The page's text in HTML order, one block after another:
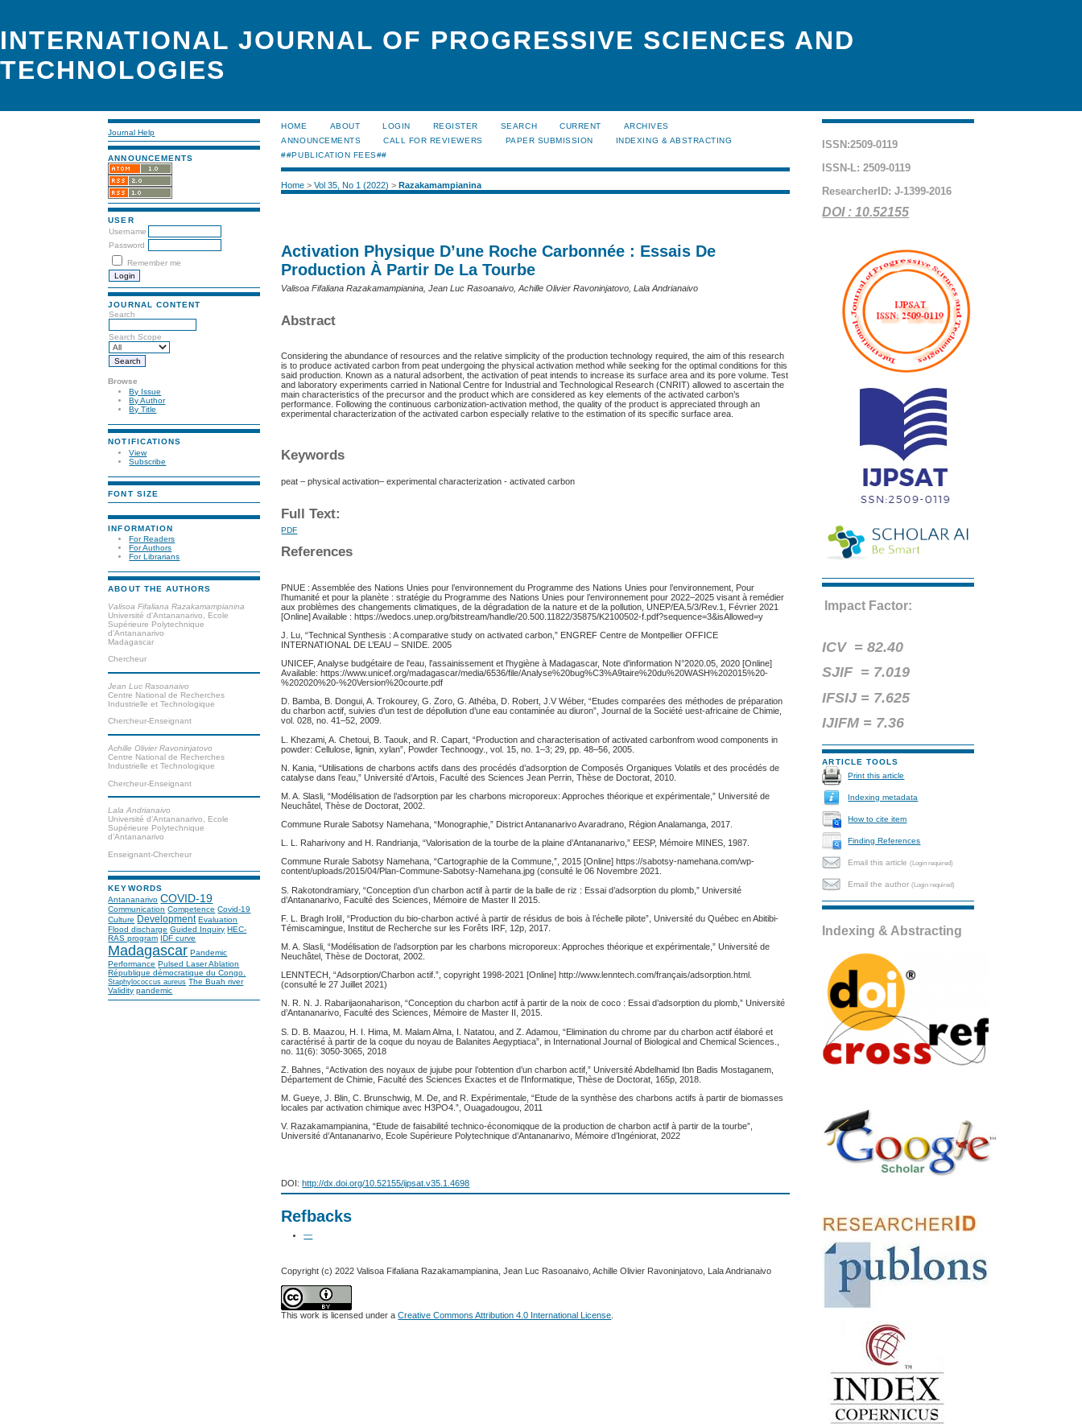
INTERNATIONAL JOURNAL OF PROGRESSIVE SCIENCES AND
TECHNOLOGIES
Journal Help
ANNOUNCEMENTS
USER
Username
Password
Remember me
JOURNAL CONTENT
Search
Search Scope
Browse
By Issue
By Author
By Title
NOTIFICATIONS
View
Subscribe
FONT SIZE
INFORMATION
For Readers
For Authors
For Librarians
ABOUT THE AUTHORS
Valisoa Fifaliana Razakamampianina
Université d'Antananarivo, Ecole
Supérieure Polytechnique
d'Antananarivo
Madagascar
Chercheur
Jean Luc Rasoanaivo
Centre National de Recherches
Industrielle et Technologique
Chercheur-Enseignant
Achille Olivier Ravoninjatovo
Centre National de Recherches
Industrielle et Technologique
Chercheur-Enseignant
Lala Andrianaivo
Université d’Antananarivo, Ecole
Supérieure Polytechnique
d’Antananarivo
Enseignant-Chercheur
KEYWORDS
Antananarivo COVID-19
Communication Competence Covid-19
Culture Development Evaluation
Flood discharge Guided Inquiry HEC-
RAS program
IDF curve
Madagascar Pandemic
Performance Pulsed Laser Ablation
République démocratique du Congo.
Staphylococcus aureus The Buah river
Validity pandemic
ISSN:2509-0119
ISSN-L: 2509-0119
ResearcherID: J-1399-2016
DOI : 10.52155
Impact Factor:
ICV =82.40
SJIF = 7.019
IFSIJ = 7.625
IJIFM = 7.36
ARTICLE TOOLS
Print this article
Indexing metadata
How to cite item
Finding References
Email this article(Login required)
Email the author(Login required)
Indexing & Abstracting
HOME ABOUT LOGIN REGISTER SEARCH CURRENT
ARCHIVES
ANNOUNCEMENTS
CALL FOR REVIEWERS PAPER SUBMISSION
INDEXING & ABSTRACTING
##PUBLICATION FEES##
Home >Vol 35, No 1 (2022) >Razakamampianina
Activation Physique D’une Roche Carbonnée : Essais De
Production À Partir De La Tourbe
Valisoa Fifaliana Razakamampianina, Jean Luc Rasoanaivo, Achille Olivier Ravoninjatovo, Lala Andrianaivo
Abstract
Considering the abundance of resources and the relative simplicity of the production technology required, the aim of this research
is to produce activated carbon from peat undergoing the physical activation method while seeking for the optimal conditions for this
said production. Known as a natural adsorbent, the activation of peat intends to increase its surface area and its pore volume. Test
and laboratory experiments carried in National Centre for Industrial and Technological Research (CNRIT) allowed to ascertain the
main characteristics of the precursor and the product which are considered as key elements of the activated carbon’s
performance. Following the continuous carbonization-activation method, the quality of the product is appreciated through an
experimental characterization of the activated carbon especially relative to the estimation of its specific surface area.
Keywords
peat – physical activation– experimental characterization - activated carbon
Full Text:
PDF
References
PNUE : Assemblée des Nations Unies pour l’environnement du Programme des Nations Unies pour l’environnement, Pour
l’humanité et pour la planète : stratégie du Programme des Nations Unies pour l’environnement pour 2022–2025 visant à remédier
aux problèmes des changements climatiques, de la dégradation de la nature et de la pollution, UNEP/EA.5/3/Rev.1, Février 2021
[Online] Available : https://wedocs.unep.org/bitstream/handle/20.500.11822/35875/K2100502-f.pdf?sequence=3&isAllowed=y
J. Lu, “Technical Synthesis : A comparative study on activated carbon,” ENGREF Centre de Montpellier OFFICE
INTERNATIONAL DE L’EAU – SNIDE. 2005
UNICEF, Analyse budgétaire de l'eau, l'assainissement et l'hygiène à Madagascar, Note d'information N°2020.05, 2020 [Online]
Available: https://www.unicef.org/madagascar/media/6536/file/Analyse%20bug%C3%A9taire%20du%20WASH%202015%20-
%202020%20-%20Version%20courte.pdf
D. Bamba, B. Dongui, A. Trokourey, G. Zoro, G. Athéba, D. Robert, J.V Wéber, “Etudes comparées des méthodes de préparation
du charbon actif, suivies d’un test de dépollution d’une eau contaminée au diuron”, Journal de la Société uest-africaine de Chimie,
vol. 028, no. 41–52, 2009.
L. Khezami, A. Chetoui, B. Taouk, and R. Capart, “Production and characterisation of activated carbonfrom wood components in
powder: Cellulose, lignin, xylan”, Powder Technoogy., vol. 15, no. 1–3; 29, pp. 48–56, 2005.
N. Kania, “Utilisations de charbons actifs dans des procédés d’adsorption de Composés Organiques Volatils et des procédés de
catalyse dans l’eau,” Université d’Artois, Faculté des Sciences Jean Perrin, Thèse de Doctorat, 2010.
M. A. Slasli, “Modélisation de l’adsorption par les charbons microporeux: Approches théorique et expérimentale,” Université de
Neuchâtel, Thèse de Doctorat, 2002.
Commune Rurale Sabotsy Namehana, “Monographie,” District Antananarivo Avaradrano, Région Analamanga, 2017.
L. L. Raharivony and H. Randrianja, “Valorisation de la tourbe de la plaine d’Antananarivo,” EESP, Mémoire MINES, 1987.
Commune Rurale Sabotsy Namehana, “Cartographie de la Commune,”, 2015 [Online] https://sabotsy-namehana.com/wp-
content/uploads/2015/04/Plan-Commune-Sabotsy-Namehana.jpg (consulté le 06 Novembre 2021.
S. Rakotondramiary, “Conception d’un charbon actif à partir de la balle de riz : Essai d’adsorption du plomb,” Université
d’Antananarivo, Faculté des Sciences, Mémoire de Master II 2015.
F. L. Bragh IroliI, “Production du bio-charbon activé à partir de résidus de bois à l’échelle pilote”, Université du Québec en Abitibi-
Témiscamingue, Institut de Recherche sur les Forêts IRF, 12p, 2017.
M. A. Slasli, “Modélisation de l’adsorption par les charbons microporeux: Approches théorique et expérimentale,” Université de
Neuchâtel, Thèse de Doctorat, 2002.
LENNTECH, “Adsorption/Charbon actif.”, copyright 1998-2021 [Online] http://www.lenntech.com/français/adsorption.html.
(consulté le 27 Juillet 2021)
N. R. N. J. Rabarijaonaharison, “Conception du charbon actif à partir de la noix de coco : Essai d’adsorption du plomb,” Université
d’Antananarivo, Faculté des Sciences, Mémoire de Master II, 2015.
S. D. B. Maazou, H. I. Hima, M. Malam Alma, I. Natatou, and Z. Adamou, “Elimination du chrome par du charbon actif élaboré et
caractérisé à partir de la coque du noyau de Balanites Aegyptiaca”, in International Journal of Biological and Chemical Sciences.,
no. 11(6): 3050-3065, 2018
Z. Bahnes, “Activation des noyaux de jujube pour l’obtention d’un charbon actif,” Université Abdelhamid Ibn Badis Mostaganem,
Département de Chimie, Faculté des Sciences Exactes et de l'Informatique, Thèse de Doctorat, 165p, 2018.
M. Gueye, J. Blin, C. Brunschwig, M. De, and R. Expérimentale, “Etude de la synthèse des charbons actifs à partir de biomasses
locales par activation chimique avec H3PO4.”, Ouagadougou, 2011
V. Razakamampianina, “Etude de faisabilité technico-économiqque de la production de charbon actif à partir de la tourbe”,
Université d’Antananarivo, Ecole Supérieure Polytechnique d’Antananarivo, Mémoire d’Ingéniorat, 2022
DOI: http://dx.doi.org/10.52155/ijpsat.v35.1.4698
Refbacks
—
Copyright (c) 2022 Valisoa Fifaliana Razakamampianina, Jean Luc Rasoanaivo, Achille Olivier Ravoninjatovo, Lala Andrianaivo
This work is licensed under aCreative Commons Attribution 4.0 International License